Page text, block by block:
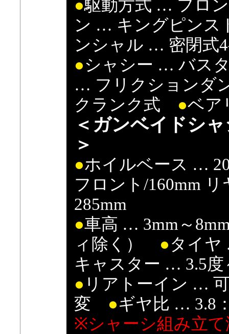
●駆動方式 … フロ
ン … キングピン
ンシャル … 密閉式
●シャシー … バス
… フリクション
クランク式 ●ベア
＜ガンベイドシ
＞
●ホイルベース …
フロント/160mm
285mm
●車高 … 3mm～
ィ除く） ●タイ
キャスター … 3.5度
● リアトーイン …
変 ●ギヤ比 … 3.8
※シャーシ組み立て